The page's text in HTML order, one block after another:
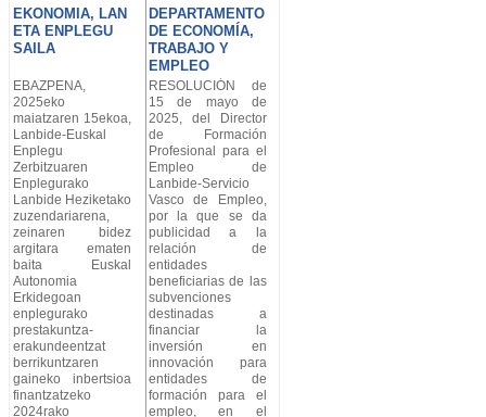
EKONOMIA, LAN
ETA ENPLEGU
SAILA
DEPARTAMENTO
DE ECONOMÍA,
TRABAJO Y
EMPLEO
EBAZPENA,
2025eko
maiatzaren 15ekoa,
Lanbide-Euskal
Enplegu
Zerbitzuaren
Enplegurako
Lanbide Heziketako
zuzendariarena,
zeinaren bidez
argitara ematen
baita Euskal
Autonomia
Erkidegoan
enplegurako
prestakuntza-
erakundeentzat
berrikuntzaren
gaineko inbertsioa
finantzatzeko
2024rako
RESOLUCIÓN de
15 de mayo de
2025, del Director
de Formación
Profesional para el
Empleo de
Lanbide-Servicio
Vasco de Empleo,
por la que se da
publicidad a la
relación de
entidades
beneficiarias de las
subvenciones
destinadas a
financiar la
inversión en
innovación para
entidades de
formación para el
empleo, en el